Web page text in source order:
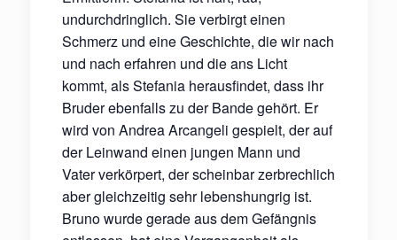
undurchdringlich. Sie verbirgt einen
Schmerz und eine Geschichte, die wir nach
und nach erfahren und die ans Licht
kommt, als Stefania herausfindet, dass ihr
Bruder ebenfalls zu der Bande gehört. Er
wird von Andrea Arcangeli gespielt, der auf
der Leinwand einen jungen Mann und
Vater verkörpert, der scheinbar zerbrechlich
aber gleichzeitig sehr lebenshungrig ist.
Bruno wurde gerade aus dem Gefängnis